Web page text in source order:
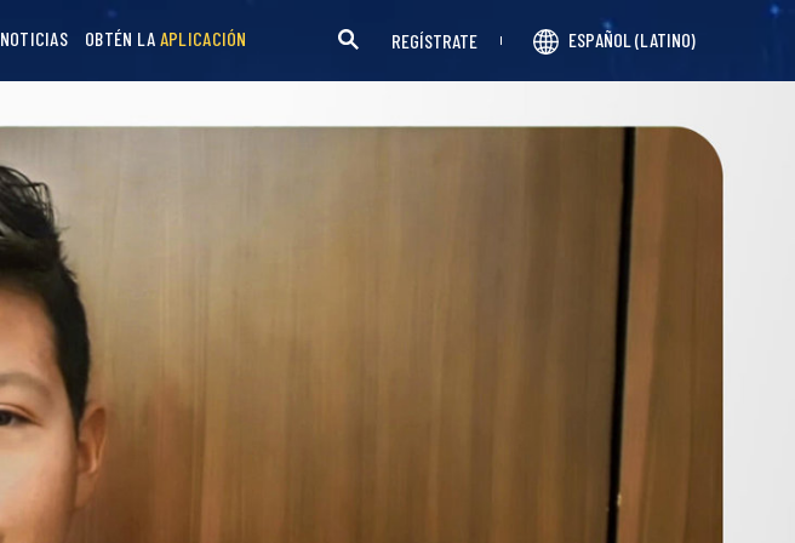
NOTICIAS OBTÉN LA APLICACIÓN REGÍSTRATE ESPAÑOL (LATINO)